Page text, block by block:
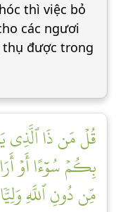
thì việc bỏ
các ngươi
thụ được trong
قُلۡ مَن ذَا ٱلَّذِي
بِكُمۡ سُوٓءًا أَوۡ
مِّن دُونِ ٱللَّهِ